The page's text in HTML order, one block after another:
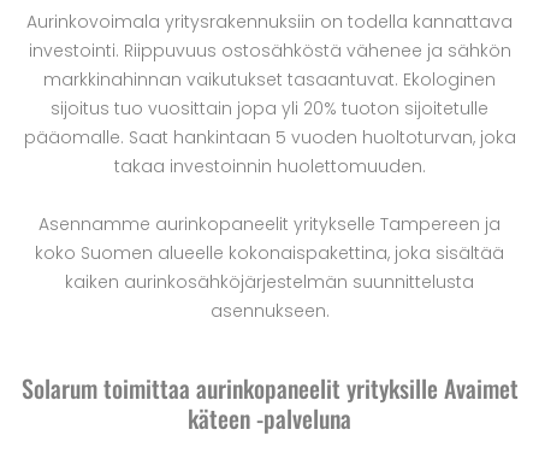
Aurinkovoimala yritysrakennuksiin on todella kannattava
investointi. Riippuvuus ostosähköstä vähenee ja sähkön
markkinahinnan vaikutukset tasaantuvat. Ekologinen
sijoitus tuo vuosittain jopa yli 20% tuoton sijoitetulle
pääomalle. Saat hankintaan 5 vuoden huoltoturvan, joka
takaa investoinnin huolettomuuden.
Asennamme aurinkopaneelit yritykselle Tampereen ja
koko Suomen alueelle kokonaispakettina, joka sisältää
kaiken aurinkosähköjärjestelmän suunnittelusta
asennukseen.
Solarum toimittaa aurinkopaneelit yrityksille Avaimet
käteen -palveluna